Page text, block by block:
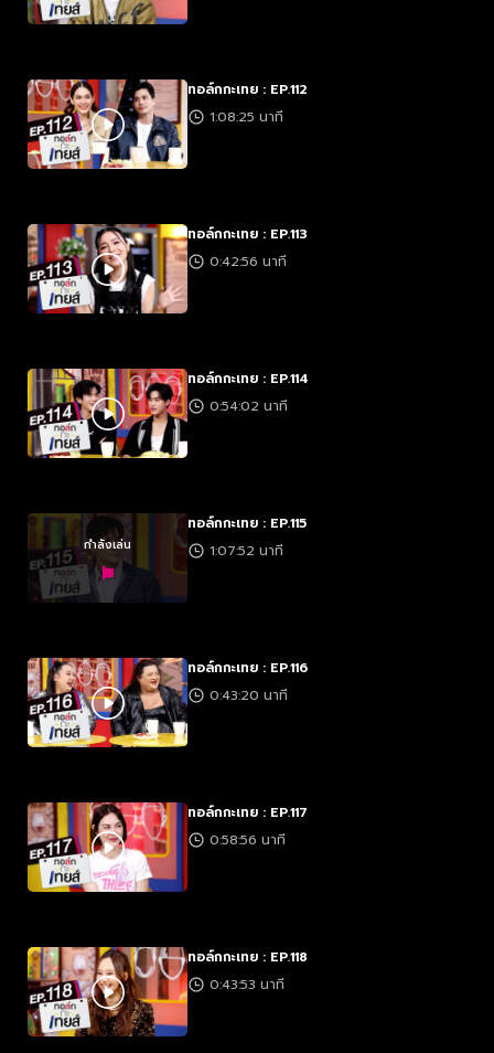
ทอล์กกะเทย : EP.112
1:08:25 นาที
ทอล์กกะเทย : EP.113
0:42:56 นาที
ทอล์กกะเทย : EP.114
0:54:02 นาที
กำลังเล่น
ทอล์กกะเทย : EP.115
1:07:52 นาที
ทอล์กกะเทย : EP.116
0:43:20 นาที
ทอล์กกะเทย : EP.117
0:58:56 นาที
ทอล์กกะเทย : EP.118
0:43:53 นาที